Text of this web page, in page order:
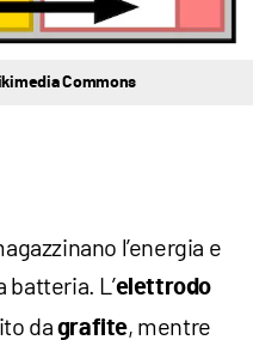
Commons
l’energia e
L’elettrodo
da grafite, mentre